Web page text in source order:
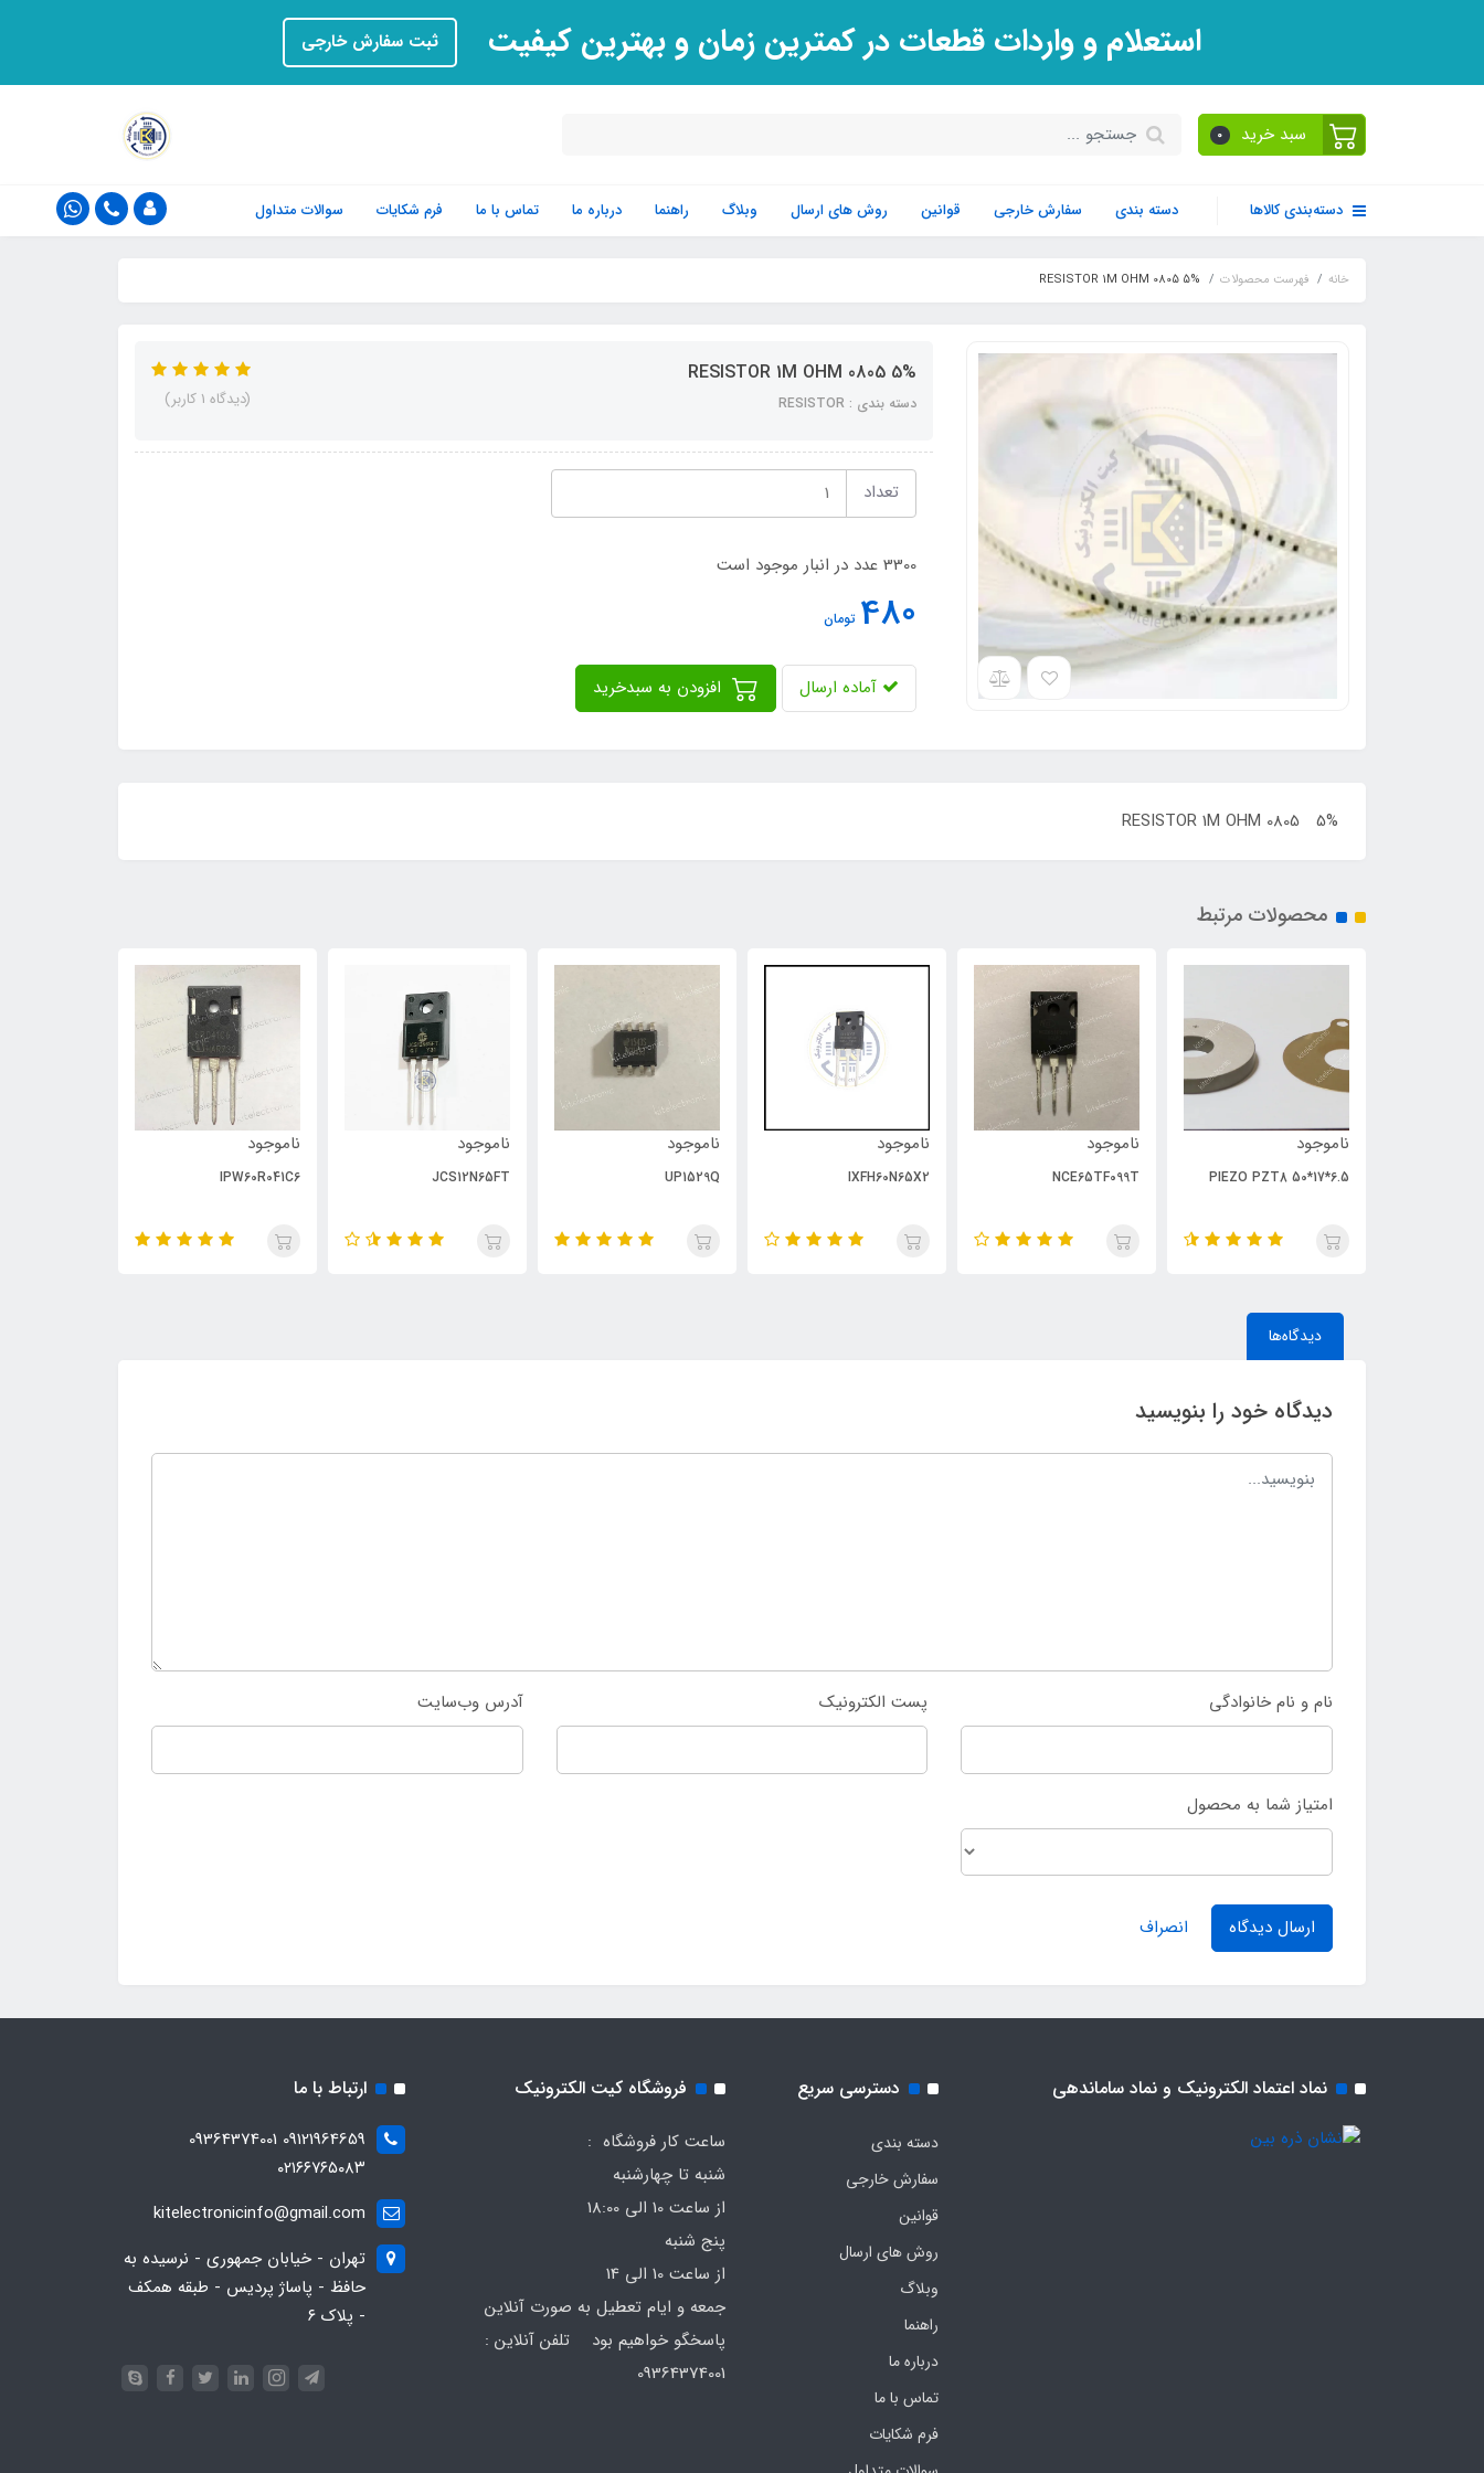
استعلام و واردات قطعات در کمترین زمان و بهترین کیفیت ثبت سفارش خارجی
سبد خرید 0
دسته‌بندی کالاها دسته بندی سفارش خارجی قوانین روش های ارسال وبلاگ راهنما درباره ما تماس با ما فرم‌ شکایات سوالات متداول
خانه فهرست محصولات 5% RESISTOR 1M OHM 0805
5% RESISTOR 1M OHM 0805
دسته بندی : RESISTOR (دیدگاه 1 کاربر)
تعداد
3300 عدد در انبار موجود است
480 تومان
آماده ارسال
5% RESISTOR 1M OHM 0805
محصولات مرتبط
ناموجود
PIEZO PZT8 50*17*6.5
ناموجود
NCE65TF099T
ناموجود
IXFH60N65X2
ناموجود
UP1529Q
ناموجود
JCS12N65FT
ناموجود
IPW60R041C6
دیدگاه‌ها
دیدگاه خود را بنویسید
نام و نام خانوادگی پست الکترونیک آدرس وب‌سایت
امتیاز شما به محصول
ارسال دیدگاه انصراف
نماد اعتماد الکترونیک و نماد ساماندهی دسترسی سریع
دسته بندی
سفارش خارجی
قوانین
روش های ارسال
وبلاگ
راهنما
درباره ما
تماس با ما
فرم‌ شکایات
فروشگاه کیت الکترونیک
ساعت کار فروشگاه :
شنبه تا چهارشنبه
از ساعت 10 الی 18:00
پنج شنبه
از ساعت 10 الی 14
جمعه و ایام تعطیل به صورت آنلاین
پاسخگو خواهیم بود تلفن آنلاین :
ارتباط با ما
09121964659 09364374001
۰۲۱۶۶۷۶۵۰۸۳
kitelectronicinfo@gmail.com
تهران - خیابان جمهوری - نرسیده به
حافظ - پاساژ پردیس - طبقه همکف
- پلاک ۶